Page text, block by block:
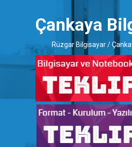
Çankaya
Rüzgar Bilgisayar /